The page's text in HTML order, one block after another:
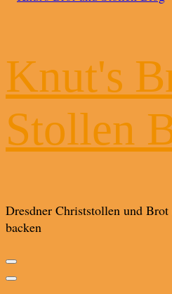
Knut's
Stollen
Dresdner Christstollen und
backen